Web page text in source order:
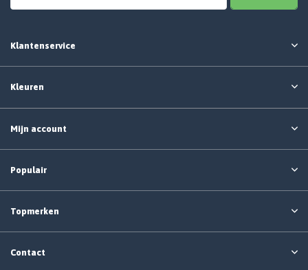
Klantenservice
Kleuren
Mijn account
Populair
Topmerken
Contact